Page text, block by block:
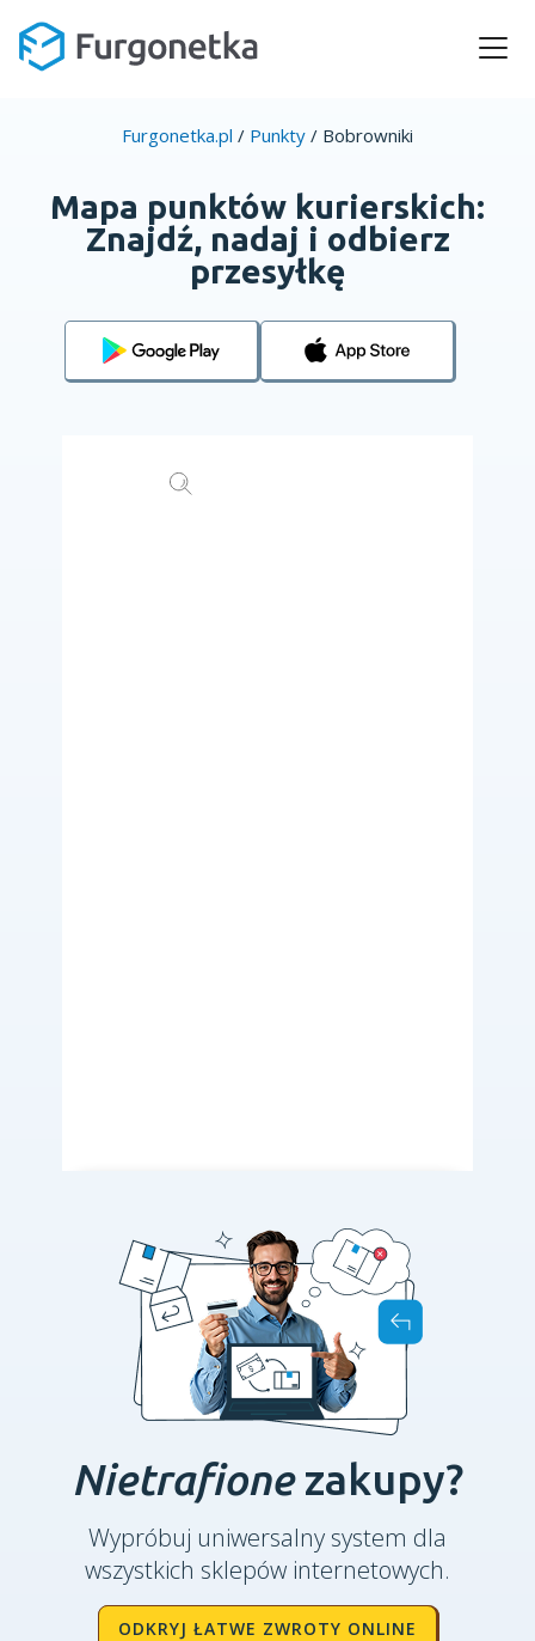
Furgonetka.pl / Punkty / Bobrowniki
Mapa punktów kurierskich:
Znajdź, nadaj i odbierz
przesyłkę
Nietrafionezakupy?
Wypróbuj uniwersalny system dla
wszystkich sklepów internetowych.
ODKRYJ ŁATWE ZWROTY ONLINE